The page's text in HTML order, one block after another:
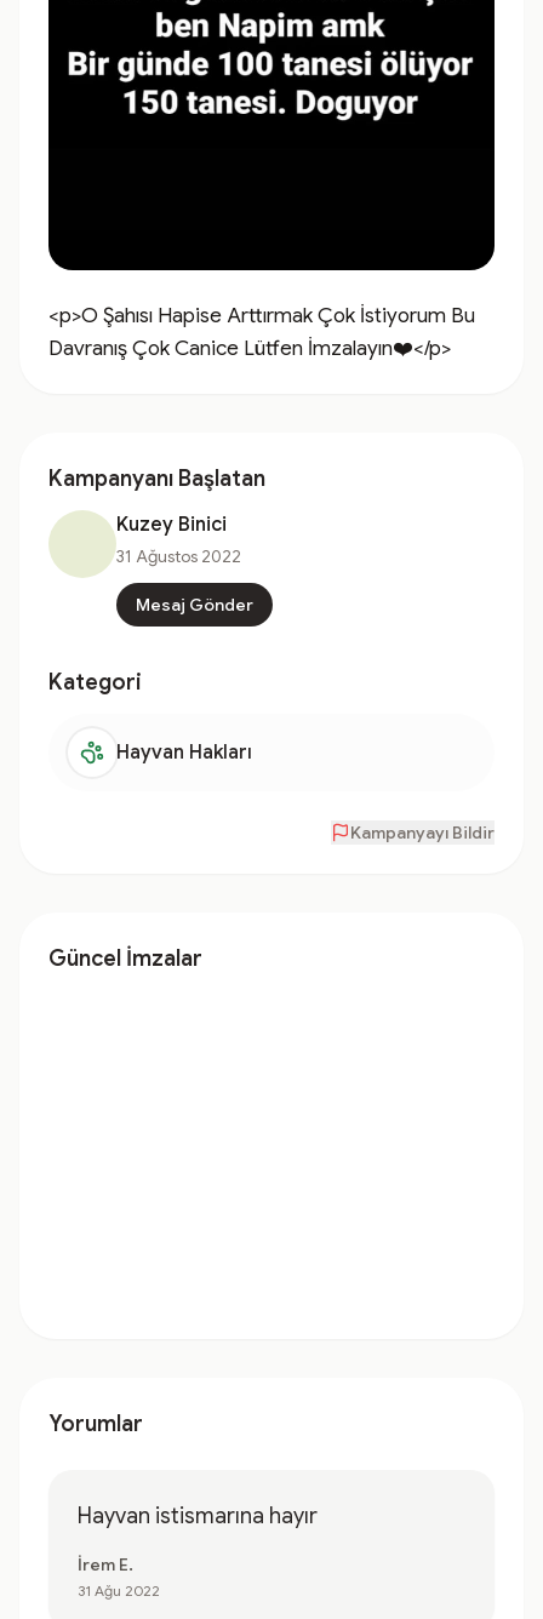
<p>O Şahısı Hapise Arttırmak Çok İstiyorum Bu
Davranış Çok Canice Lütfen İmzalayın❤️</p>
Kampanyanı Başlatan
Kuzey Binici
31 Ağustos 2022
Mesaj Gönder
Kategori
Hayvan Hakları
Kampanyayı Bildir
Güncel İmzalar
Yorumlar
Hayvan istismarına hayır
İrem E.
31 Ağu 2022